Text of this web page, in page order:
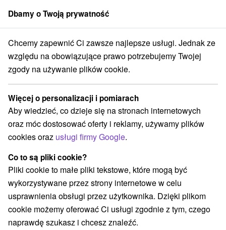
członek grupySorger
Prešovský kraj Nižná Polianka Naturalny letni basen Makovica
Naturalny letni basen Makovica
Wyświetl stronę internetową Przejdź do
+421 903 635 710 marysa@makovica.sk
Facebook
Opinii Google
Nižná Polianka 11
086 36 Nižná Polianka
GPS:
N +49° 23' 53.06''
E +21° 23' 35.26''
Dbamy o Twoją prywatność
Chcemy zapewnić Ci zawsze najlepsze usługi. Jednak ze
względu na obowiązujące prawo potrzebujemy Twojej
zgody na używanie plików cookie.
Więcej o personalizacji i pomiarach
Aby wiedzieć, co dzieje się na stronach internetowych
oraz móc dostosować oferty i reklamy, używamy plików
cookies oraz usługi firmy Google.
Co to są pliki cookie?
Pliki cookie to małe pliki tekstowe, które mogą być
wykorzystywane przez strony internetowe w celu
usprawnienia obsługi przez użytkownika. Dzięki plikom
cookie możemy oferować Ci usługi zgodnie z tym, czego
naprawdę szukasz i chcesz znaleźć.